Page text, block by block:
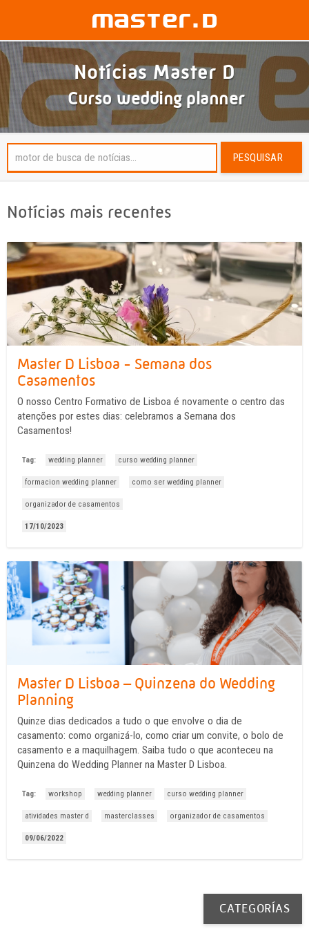
Notícias Master D
Curso wedding planner
PESQUISAR
Notícias mais recentes
Master D Lisboa - Semana dos
Casamentos
O nosso Centro Formativo de Lisboa é novamente o centro das
atenções por estes dias: celebramos a Semana dos
Casamentos!
Tag: wedding planner curso wedding planner
formacion wedding planner como ser wedding planner
organizador de casamentos
17/10/2023
Master D Lisboa – Quinzena do Wedding
Planning
Quinze dias dedicados a tudo o que envolve o dia de
casamento: como organizá-lo, como criar um convite, o bolo de
casamento e a maquilhagem. Saiba tudo o que aconteceu na
Quinzena do Wedding Planner na Master D Lisboa.
Tag: workshop wedding planner curso wedding planner
atividades master d masterclasses organizador de casamentos
09/06/2022
CATEGORÍAS